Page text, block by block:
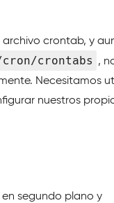
crontab, y
crontabs
,
Necesitamos
nuestros
en segundo plano y